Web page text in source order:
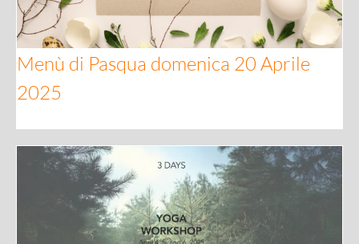
Menù di Pasqua domenica 20 Aprile
2025